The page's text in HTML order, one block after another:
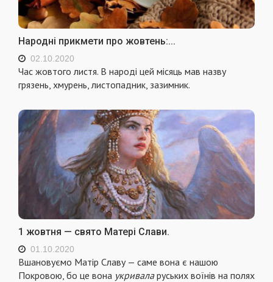
Народні прикмети про жовтень:...
02.10.2020
Час жовтого листя. В народі цей місяць мав назву
грязень, хмурень, листопадник, зазимник.
1 жовтня — свято Матері Слави.
01.10.2020
Вшановуємо Матір Славу — саме вона є нашою
Покровою, бо це вона укриваларуських воїнів на полях